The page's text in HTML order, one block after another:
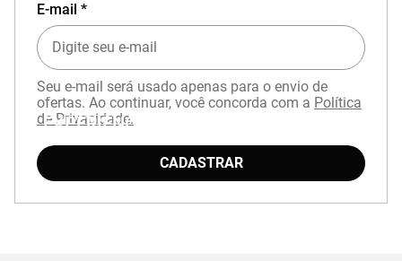
EXPERIÊNCIA MIZUNO NO APP
E-mail *
Seu e-mail será usado apenas para o envio de
ofertas. Ao continuar, você concorda com a Política
de Privacidade.
CADASTRAR